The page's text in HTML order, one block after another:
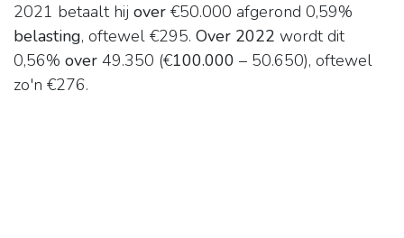
2021 betaalt hij over €50.000 afgerond 0,59%
belasting, oftewel €295. Over 2022 wordt dit
0,56% over 49.350 (€100.000 – 50.650), oftewel
zo'n €276.